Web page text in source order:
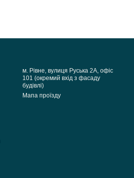
м. Рівне, вулиця Руська 2А, офіс
101 (окремий вхід з фасаду
будівлі)
Мапа проїзду